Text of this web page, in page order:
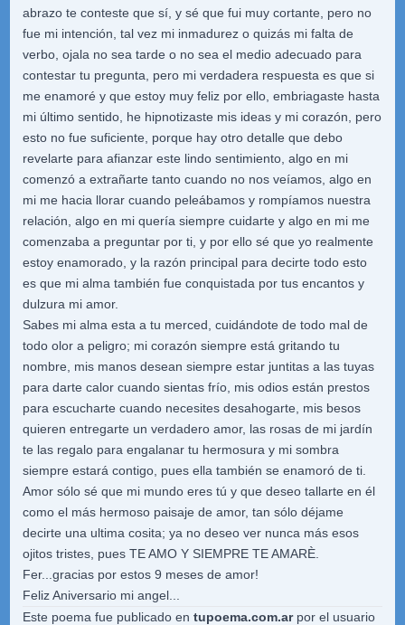
abrazo te conteste que sí, y sé que fui muy cortante, pero no
fue mi intención, tal vez mi inmadurez o quizás mi falta de
verbo, ojala no sea tarde o no sea el medio adecuado para
contestar tu pregunta, pero mi verdadera respuesta es que si
me enamoré y que estoy muy feliz por ello, embriagaste hasta
mi último sentido, he hipnotizaste mis ideas y mi corazón, pero
esto no fue suficiente, porque hay otro detalle que debo
revelarte para afianzar este lindo sentimiento, algo en mi
comenzó a extrañarte tanto cuando no nos veíamos, algo en
mi me hacia llorar cuando peleábamos y rompíamos nuestra
relación, algo en mi quería siempre cuidarte y algo en mi me
comenzaba a preguntar por ti, y por ello sé que yo realmente
estoy enamorado, y la razón principal para decirte todo esto
es que mi alma también fue conquistada por tus encantos y
dulzura mi amor.
Sabes mi alma esta a tu merced, cuidándote de todo mal de
todo olor a peligro; mi corazón siempre está gritando tu
nombre, mis manos desean siempre estar juntitas a las tuyas
para darte calor cuando sientas frío, mis odios están prestos
para escucharte cuando necesites desahogarte, mis besos
quieren entregarte un verdadero amor, las rosas de mi jardín
te las regalo para engalanar tu hermosura y mi sombra
siempre estará contigo, pues ella también se enamoró de ti.
Amor sólo sé que mi mundo eres tú y que deseo tallarte en él
como el más hermoso paisaje de amor, tan sólo déjame
decirte una ultima cosita; ya no deseo ver nunca más esos
ojitos tristes, pues TE AMO Y SIEMPRE TE AMARÈ.
Fer...gracias por estos 9 meses de amor!
Feliz Aniversario mi angel...
Este poema fue publicado en tupoema.com.arpor el usuario